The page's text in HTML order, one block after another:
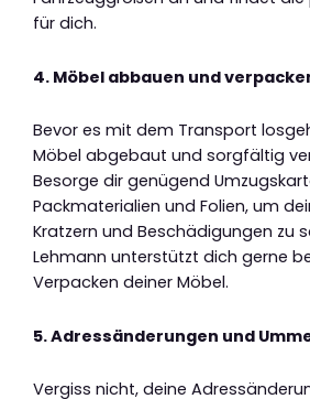
für dich.
4. Möbel abbauen und
Bevor es mit dem Transport
Möbel abgebaut und sorgfältig
Besorge dir genügend
Packmaterialien und Folien, um
Kratzern und Beschädigungen zu
Lehmann unterstützt dich gerne
Verpacken deiner Möbel.
5. Adressänderungen und
Vergiss nicht, deine